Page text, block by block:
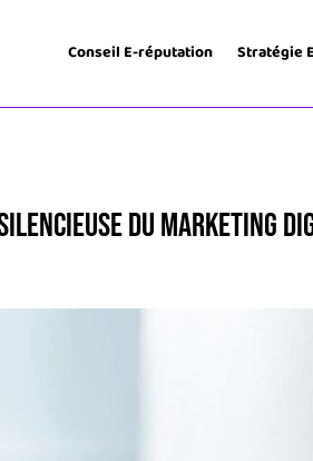
Conseil E-réputation Stratégie
du Marketing